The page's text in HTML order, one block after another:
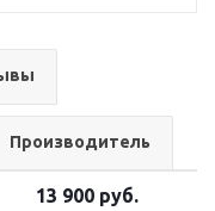
Производитель
13 900 руб.